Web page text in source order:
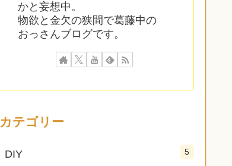
かと妄想中。
物欲と金欠の狭間で葛藤中の
おっさんブログです。
カテゴリー
DIY 5